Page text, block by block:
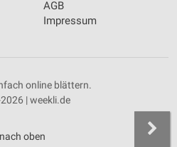
AGB
Impressum
online blättern.
| weekli.de
oben